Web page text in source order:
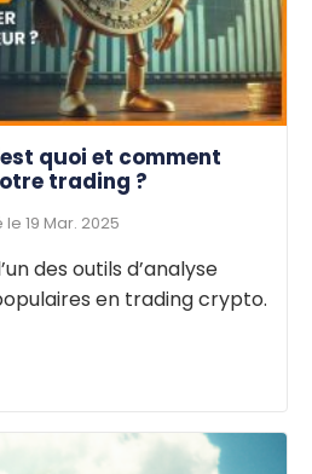
quoi et comment
trading ?
le 19 Mar. 2025
des outils d’analyse
en trading crypto.